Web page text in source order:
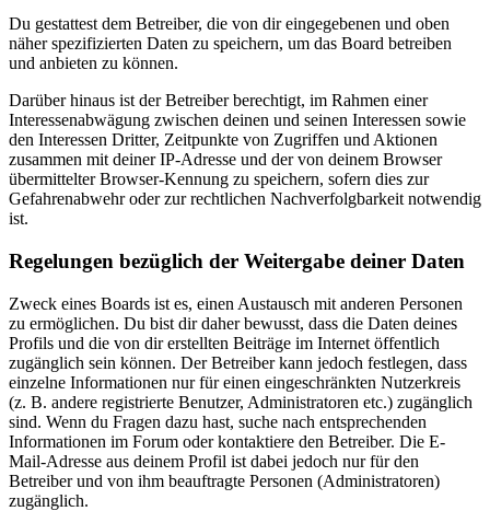
Du gestattest dem Betreiber, die von dir eingegebenen und oben
näher spezifizierten Daten zu speichern, um das Board betreiben
und anbieten zu können.
Darüber hinaus ist der Betreiber berechtigt, im Rahmen einer
Interessenabwägung zwischen deinen und seinen Interessen sowie
den Interessen Dritter, Zeitpunkte von Zugriffen und Aktionen
zusammen mit deiner IP-Adresse und der von deinem Browser
übermittelter Browser-Kennung zu speichern, sofern dies zur
Gefahrenabwehr oder zur rechtlichen Nachverfolgbarkeit notwendig
ist.
Regelungen bezüglich der Weitergabe deiner Daten
Zweck eines Boards ist es, einen Austausch mit anderen Personen
zu ermöglichen. Du bist dir daher bewusst, dass die Daten deines
Profils und die von dir erstellten Beiträge im Internet öffentlich
zugänglich sein können. Der Betreiber kann jedoch festlegen, dass
einzelne Informationen nur für einen eingeschränkten Nutzerkreis
(z. B. andere registrierte Benutzer, Administratoren etc.) zugänglich
sind. Wenn du Fragen dazu hast, suche nach entsprechenden
Informationen im Forum oder kontaktiere den Betreiber. Die E-
Mail-Adresse aus deinem Profil ist dabei jedoch nur für den
Betreiber und von ihm beauftragte Personen (Administratoren)
zugänglich.